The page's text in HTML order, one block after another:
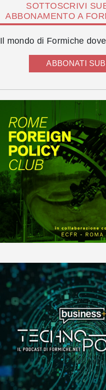
SOTTOSCRIVI
ABBONAMENTO A
Il mondo di Formiche
ABBONATI